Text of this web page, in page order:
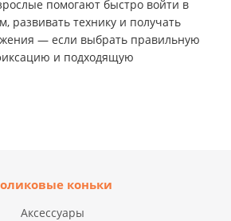
помогают быстро войти в
развивать технику и получать
— если выбрать правильную
и подходящую
коньки
Аксессуары